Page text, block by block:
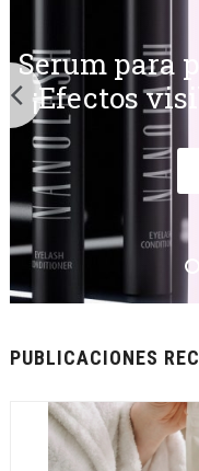
Serum para
¡Efectos
PUBLICACIONES